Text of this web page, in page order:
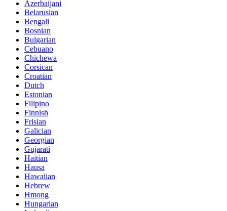
Azerbaijani
Belarusian
Bengali
Bosnian
Bulgarian
Cebuano
Chichewa
Corsican
Croatian
Dutch
Estonian
Filipino
Finnish
Frisian
Galician
Georgian
Gujarati
Haitian
Hausa
Hawaiian
Hebrew
Hmong
Hungarian